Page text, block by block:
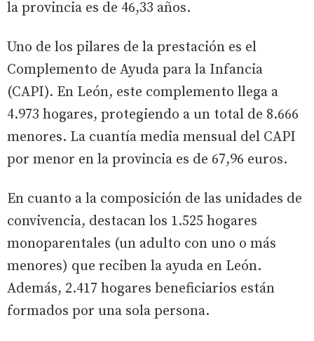
la provincia es de 46,33 años.
Uno de los pilares de la prestación es el
Complemento de Ayuda para la Infancia
(CAPI). En León, este complemento llega a
4.973 hogares, protegiendo a un total de 8.666
menores. La cuantía media mensual del CAPI
por menor en la provincia es de 67,96 euros.
En cuanto a la composición de las unidades de
convivencia, destacan los 1.525 hogares
monoparentales (un adulto con uno o más
menores) que reciben la ayuda en León.
Además, 2.417 hogares beneficiarios están
formados por una sola persona.